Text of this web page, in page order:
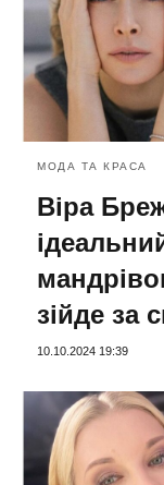
МОДА ТА КРАСА
Віра
зійде за
10.10.2024 19:39